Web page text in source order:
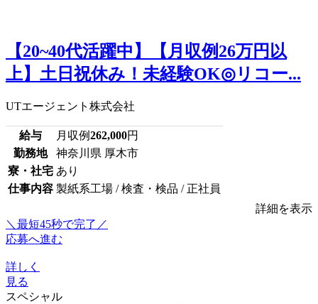
【20~40代活躍中】【月収例26万円以
上】土日祝休み！未経験OK◎リコー...
UTエージェント株式会社
給与 月収例262,000円
勤務地
神奈川県 厚木市
寮・社宅 あり
仕事内容 製紙系工場 / 検査・検品 / 正社員
詳細を表示
＼最短45秒で完了／
応募へ進む
詳しく
見る
スペシャル